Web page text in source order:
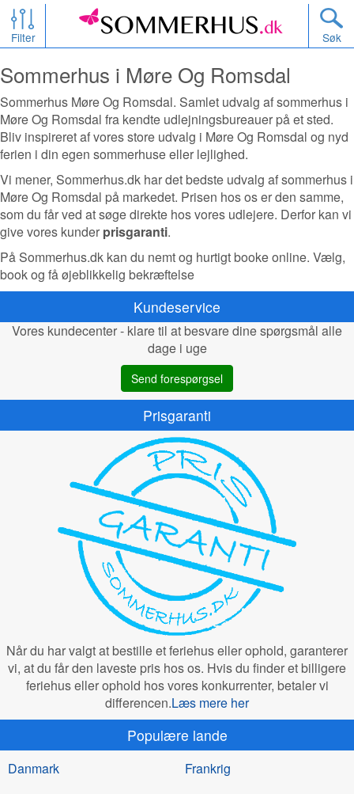
Filter Søk
Sommerhus i Møre Og Romsdal
Sommerhus Møre Og Romsdal. Samlet udvalg af sommerhus i
Møre Og Romsdal fra kendte udlejningsbureauer på et sted.
Bliv inspireret af vores store udvalg i Møre Og Romsdal og nyd
ferien i din egen sommerhuse eller lejlighed.
Vi mener, Sommerhus.dk har det bedste udvalg af sommerhus i
Møre Og Romsdal på markedet. Prisen hos os er den samme,
som du får ved at søge direkte hos vores udlejere. Derfor kan vi
give vores kunder prisgaranti.
På Sommerhus.dk kan du nemt og hurtigt booke online. Vælg,
book og få øjeblikkelig bekræftelse
Kundeservice
Vores kundecenter - klare til at besvare dine spørgsmål alle
dage i uge
Send forespørgsel
Prisgaranti
Når du har valgt at bestille et feriehus eller ophold, garanterer
vi, at du får den laveste pris hos os. Hvis du finder et billigere
feriehus eller ophold hos vores konkurrenter, betaler vi
differencen.Læs mere her
Populære lande
Danmark
Frankrig